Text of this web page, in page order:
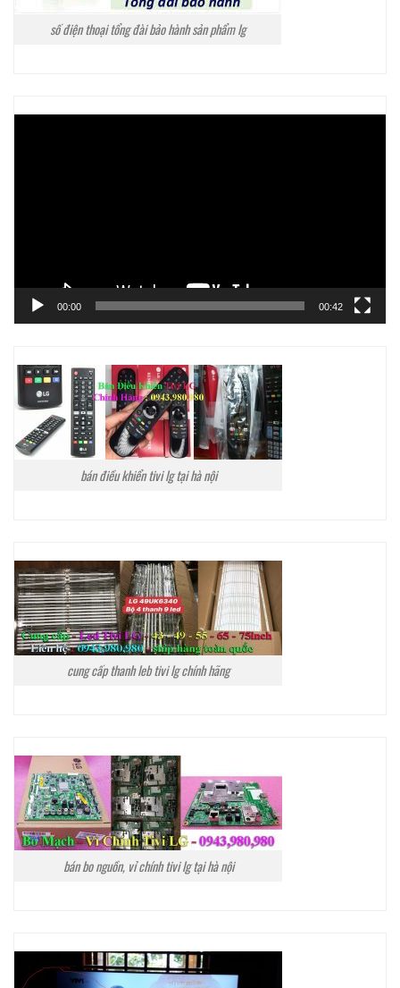
số điện thoại tổng đài bảo hành sản phẩm lg
00:00 00:42
bán điều khiển tivi lg tại hà nội
cung cấp thanh leb tivi lg chính hãng
bán bo nguồn, vỉ chính tivi lg tại hà nội